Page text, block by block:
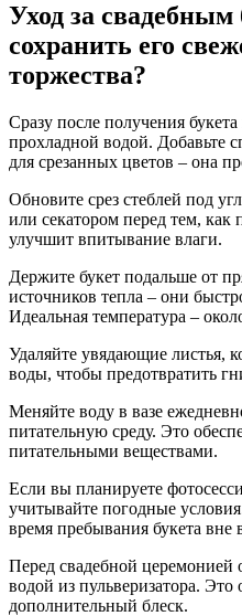
Уход за
сохранить его
торжества?
Сразу после получения букета
прохладной водой. Добавьте
для срезанных цветов – она
Обновите срез стеблей под
или секатором перед тем, как
улучшит впитывание влаги.
Держите букет подальше от
источников тепла – они
Идеальная температура –
Удаляйте увядающие листья,
воды, чтобы предотвратить
Меняйте воду в вазе
питательную среду. Это
питательными веществами.
Если вы планируете
учитывайте погодные
время пребывания букета вне
Перед свадебной церемонией
водой из пульверизатора.
дополнительный блеск.